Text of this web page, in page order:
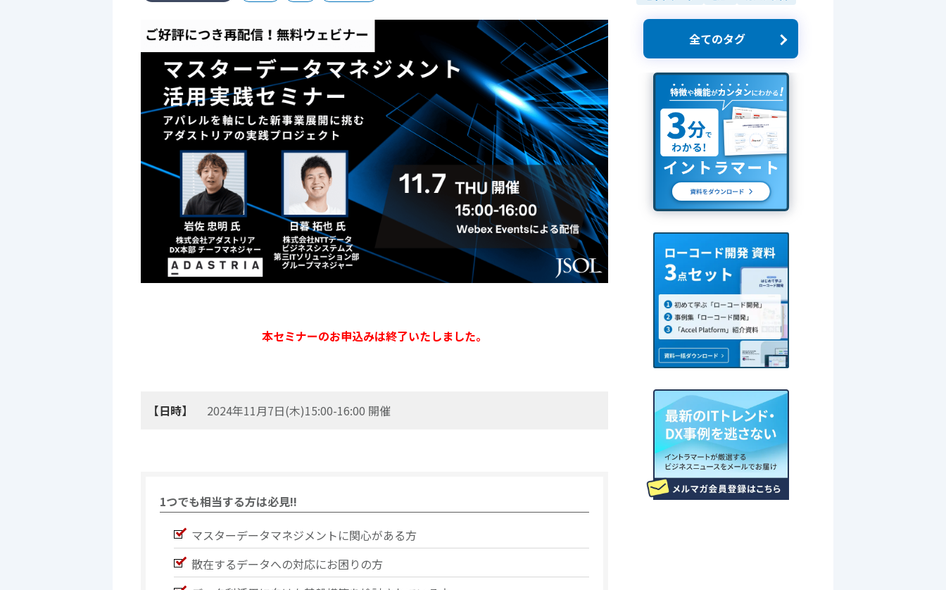
本セミナーのお申込みは終了いたしました。
【日時】 2024年11月7日(木)15:00-16:00 開催
1つでも相当する方は必見!!
マスターデータマネジメントに関心がある方
散在するデータへの対応にお困りの方
全てのタグ